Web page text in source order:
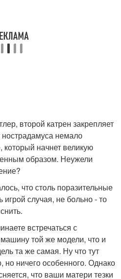
второй катрен закрепляет
немало
который начнет великую
образом. Неужели
что столь поразительные
случая, не больно - то
встречаться с
той же модели, что и
та же самая. Ну что тут
ничего особенного. Однако
что ваши матери тезки